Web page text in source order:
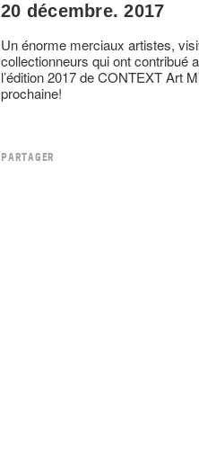
20 décembre. 2017
Un énorme merciaux artistes,
collectionneurs qui ont contribué
l’édition 2017 de CONTEXT Art
prochaine!
PARTAGER